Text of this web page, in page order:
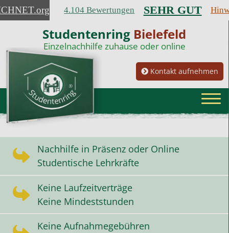
.org 4.104 Bewertungen SEHR GUT
Studentenring Bielefeld
Einzelnachhilfe zuhause oder online
Kontakt aufnehmen
Nachhilfe in Präsenz oder Online
Studentische Lehrkräfte
Keine Laufzeitverträge
Keine Mindeststunden
Keine Aufnahmegebühren